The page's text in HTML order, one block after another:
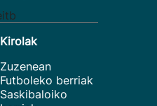
Kirolak
Zuzenean
Futboleko berriak
Saskibaloiko